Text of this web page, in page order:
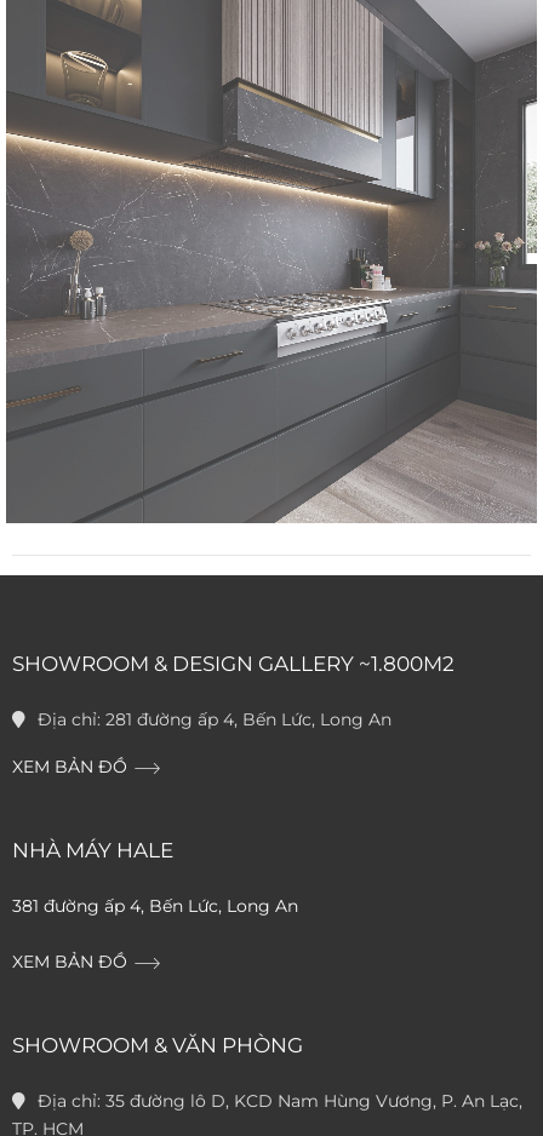
SHOWROOM & DESIGN GALLERY ~1.800M2
Địa chỉ: 281 đường ấp 4, Bến Lức, Long An
XEM BẢN ĐỒ
NHÀ MÁY HALE
381 đường ấp 4, Bến Lức, Long An
XEM BẢN ĐỒ
SHOWROOM & VĂN PHÒNG
Địa chỉ: 35 đường lô D, KCD Nam Hùng Vương, P. An Lạc,
TP. HCM